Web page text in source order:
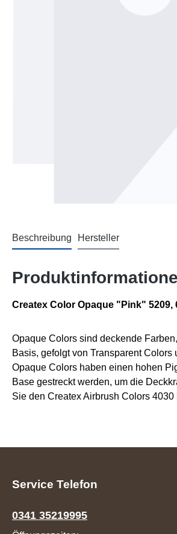
Beschreibung Hersteller
Createx Color Opaque "Pink" 5209,
Opaque Colors sind deckende
Basis, gefolgt von Transparent
Opaque Colors haben einen hohen
Base gestreckt werden, um die
Sie den Createx Airbrush Colors
Service Telefon
0341 35219995